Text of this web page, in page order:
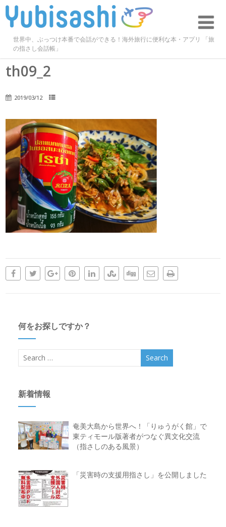
世界中、ぶっつけ本番で会話ができる！海外旅行に便利な本・アプリ 「旅
の指さし会話帳」
th09_2
2019/03/12
何をお探しですか？
新着情報
奄美大島から世界へ！「りゅうがく館」で
東ティモール版著者がつなぐ異文化交流
（指さしのある風景）
「災害時の支援用指さし」を公開しました